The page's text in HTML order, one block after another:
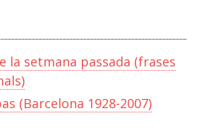
la setmana passada (frases
(Barcelona 1928-2007)